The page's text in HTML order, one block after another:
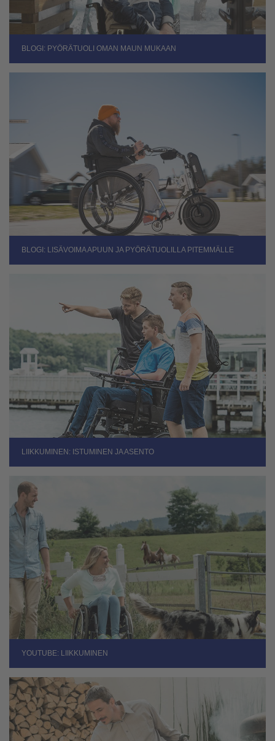
BLOGI: PYÖRÄTUOLI OMAN MAUN MUKAAN
BLOGI: LISÄVOIMA APUUN JA PYÖRÄTUOLILLA PITEMMÄLLE
LIIKKUMINEN: ISTUMINEN JA ASENTO
YOUTUBE: LIIKKUMINEN